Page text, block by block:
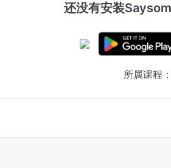
还没有安装
所属课程：